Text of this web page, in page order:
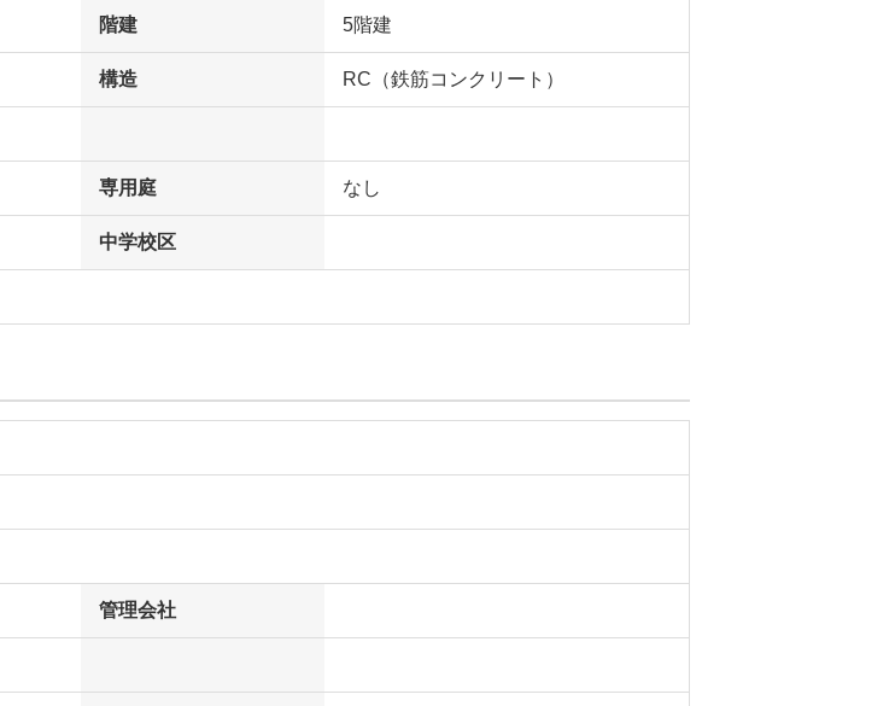
階建 5階建
構造 RC（鉄筋コンクリート）
専用庭 なし
中学校区
管理会社